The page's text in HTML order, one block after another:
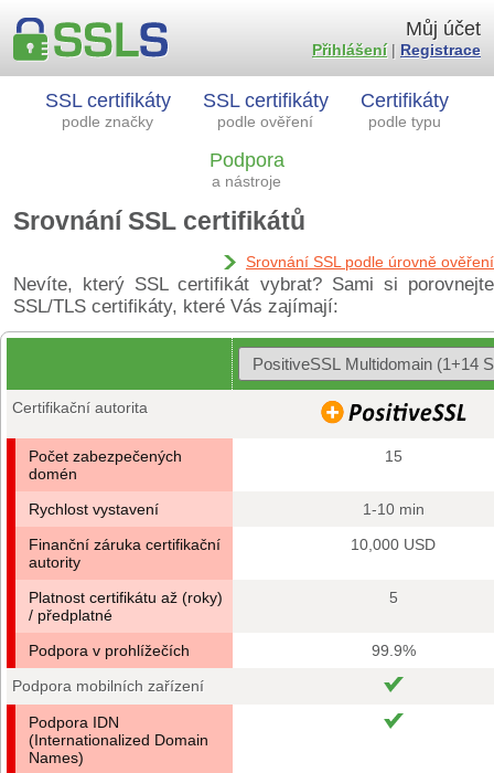
SSL certifikáty
podle značky
SSL certifikáty
podle ověření
Certifikáty
podle typu
Podpora
a nástroje
Můj účet
Přihlášení| Registrace
Srovnání SSL certifikátů
Srovnání SSL podle úrovně ověření
Nevíte, který SSL certifikát vybrat? Sami si porovnejte
SSL/TLS certifikáty, které Vás zajímají:
Certifikační autorita
Počet zabezpečených
domén
15
Rychlost vystavení
1-10 min
Finanční záruka certifikační
autority
10,000 USD
Platnost certifikátu až (roky)
/ předplatné
5
Podpora v prohlížečích
99.9%
Podpora mobilních zařízení
Podpora IDN
(Internationalized Domain
Names)